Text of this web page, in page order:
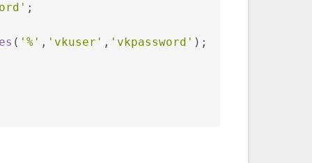
;
( '%' , 'vkuser' , 'vkpassword' );